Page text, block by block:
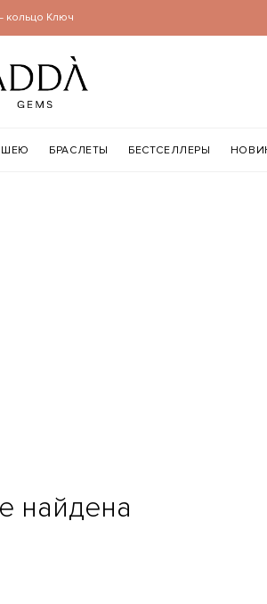
кольцо Ключ
ШЕЮ БРАСЛЕТЫ БЕСТСЕЛЛЕРЫ
найдена